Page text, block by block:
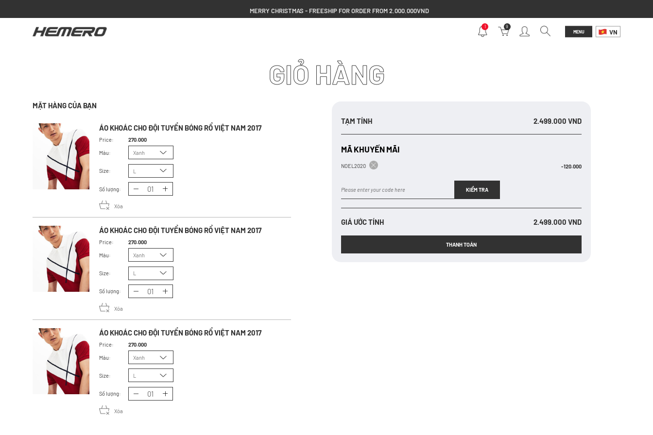
MERRY CHRISTMAS - FREESHIP FOR ORDER FROM 2.000.000VND
1
9
MENU
VN
GIỎ HÀNG
MẶT HÀNG CỦA BẠN
ÁO KHOÁC CHO ĐỘI TUYỂN BÓNG RỔ VIỆT NAM 2017
Price: 270.000
Màu: Xanh
Size: L
Số lượng:
Xóa
ÁO KHOÁC CHO ĐỘI TUYỂN BÓNG RỔ VIỆT NAM 2017
Price: 270.000
Màu: Xanh
Size: L
Số lượng:
Xóa
ÁO KHOÁC CHO ĐỘI TUYỂN BÓNG RỔ VIỆT NAM 2017
Price: 270.000
Màu: Xanh
Size: L
Số lượng:
Xóa
TẠM TÍNH 2.499.000 VND
MÃ KHUYẾN MÃI
NOEL2020 -120.000
KIỂM TRA
GIÁ ƯỚC TÍNH 2.499.000 VND
THANH TOÁN